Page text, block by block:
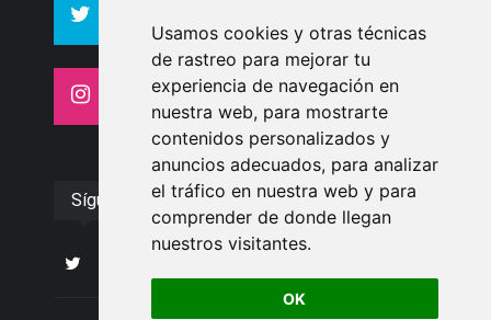
Usamos cookies y otras técnicas
de rastreo para mejorar tu
experiencia de navegación en
nuestra web, para mostrarte
contenidos personalizados y
anuncios adecuados, para analizar
el tráfico en nuestra web y para
comprender de donde llegan
nuestros visitantes.
OK
Seguidores
Seguidores
4413
Seguidores
26
Seguidores
Síguenos